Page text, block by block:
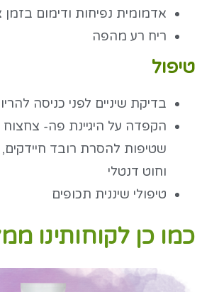
אדמומית נפיחות ודימום בזמן
ריח רע מהפה
טיפול
בדיקת שיניים לפני כניסה
הקפדה על היגיינת פה- צחצוח
שטיפות להסרת רובד
וחוט דנטלי
טיפולי שיננית תכופים
כמו כן לקוחותינו